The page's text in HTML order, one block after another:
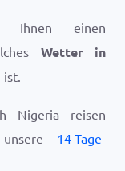
Ihnen einen
Wetter in
ist.
Nigeria reisen
14-Tage-